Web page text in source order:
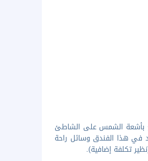
بأشعة الشمس على الشاطئ
في هذا الفندق وسائل راحة
تكلفة إضافية).